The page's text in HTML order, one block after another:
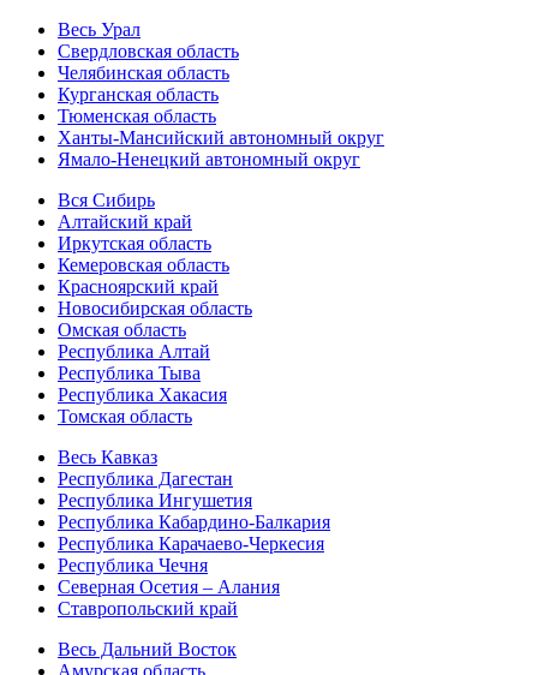
Весь Урал
Свердловская область
Челябинская область
Курганская область
Тюменская область
Ханты-Мансийский автономный округ
Ямало-Ненецкий автономный округ
Вся Сибирь
Алтайский край
Иркутская область
Кемеровская область
Красноярский край
Новосибирская область
Омская область
Республика Алтай
Республика Тыва
Республика Хакасия
Томская область
Весь Кавказ
Республика Дагестан
Республика Ингушетия
Республика Кабардино-Балкария
Республика Карачаево-Черкесия
Республика Чечня
Северная Осетия – Алания
Ставропольский край
Весь Дальний Восток
Амурская область